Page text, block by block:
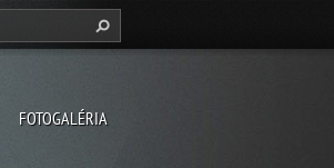
FOTOGALÉRIA